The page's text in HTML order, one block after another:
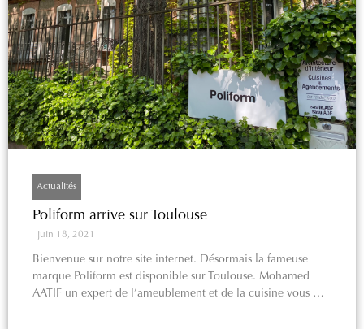
Actualités
Poliform arrive sur Toulouse
juin 18, 2021
Bienvenue sur notre site internet. Désormais la fameuse
marque Poliform est disponible sur Toulouse. Mohamed
AATIF un expert de l’ameublement et de la cuisine vous …